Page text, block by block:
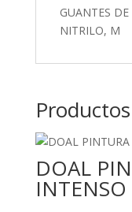
GUANTES
NITRILO, M
DOAL
INTENSO